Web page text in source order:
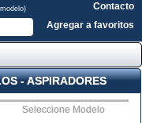
Contacto
Agregar a favoritos
- ASPIRADORES
Seleccione Modelo